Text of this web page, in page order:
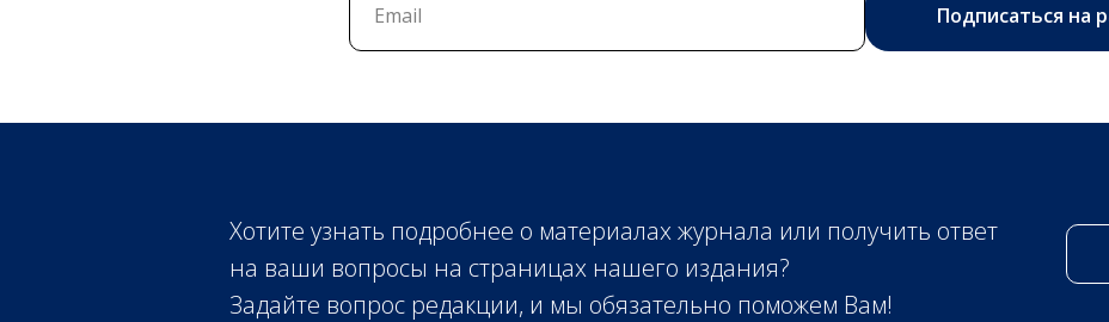
Подписаться на
Хотите узнать подробнее о материалах журнала или получить ответ
на ваши вопросы на страницах нашего издания?
Задайте вопрос редакции, и мы обязательно поможем Вам!